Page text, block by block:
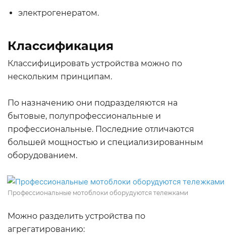
электрогенератом.
Классификация
Классифицировать устройства можно по
нескольким принципам.
По назначению они подразделяются на
бытовые, полупрофессиональные и
профессиональные. Последние отличаются
большей мощностью и специализированным
оборудованием.
Профессиональные мотоблоки оборудуются тележками
Можно разделить устройства по
агрегатированию: